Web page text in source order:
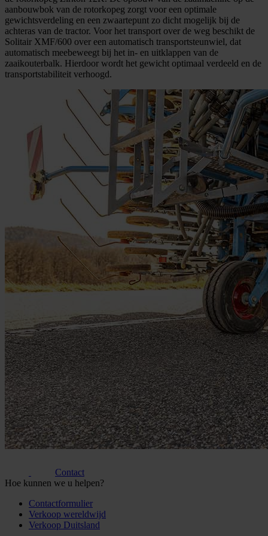
aanbouwbok van de rotorkopeg zorgt voor een optimale
gewichtsverdeling en een zwaartepunt zo dicht mogelijk bij de
achteras van de tractor. Voor het transport over de weg beschikt de
Solitair XMF/600 over een automatisch transportsteunwiel, dat
automatisch meebeweegt bij het in- en uitklappen van de
zaaikouterbalk. Hierdoor wordt het gewicht optimaal verdeeld en de
transportstabiliteit verhoogd.
Contact
Hoe kunnen we u helpen?
Contactformulier
Verkoop wereldwijd
Verkoop Duitsland